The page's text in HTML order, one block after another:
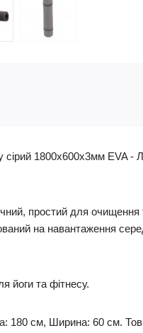
1800х600х3мм EVA -
простий для
на навантаження
йоги та фітнесу.
180 см, Ширина: 60 см.